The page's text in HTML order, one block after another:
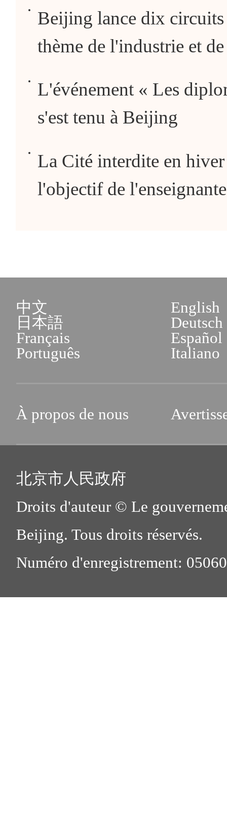
Beijing lance dix
thème de l'industrie et
L'événement « Les
s'est tenu à Beijing
La Cité interdite en
l'objectif de
中文
English
日本語
Deutsch
Français
Español
Português
Italiano
À propos de nous
北京市人民政府
Droits d'auteur © Le
Beijing. Tous droits réservés.
Numéro d'enregistrement: